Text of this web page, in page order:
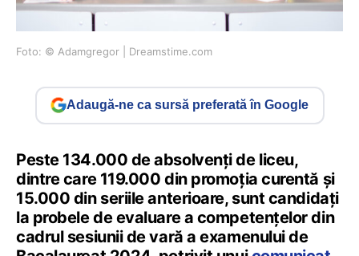
Foto: © Adamgregor | Dreamstime.com
Adaugă-ne ca sursă preferată în Google
Peste 134.000 de absolvenți de liceu,
dintre care 119.000 din promoția curentă și
15.000 din seriile anterioare, sunt candidați
la probele de evaluare a competențelor din
cadrul sesiunii de vară a examenului de